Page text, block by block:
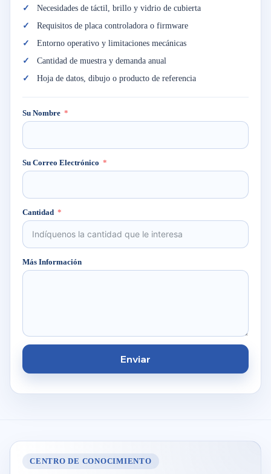
Necesidades de táctil, brillo y vidrio de cubierta
Requisitos de placa controladora o firmware
Entorno operativo y limitaciones mecánicas
Cantidad de muestra y demanda anual
Hoja de datos, dibujo o producto de referencia
Su Nombre
Su Correo Electrónico
Cantidad
Más Información
Enviar
CENTRO DE CONOCIMIENTO